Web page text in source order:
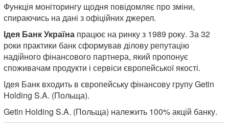
Функція моніторингу щодня повідомляє про зміни,
спираючись на дані з офіційних джерел.
Ідея Банк Україна працює на ринку з 1989 року. За 32
роки практики банк сформував ділову репутацію
надійного фінансового партнера, який пропонує
споживачам продукти і сервіси європейської якості.
Ідея Банк входить в європейську фінансову групу Getin
Holding S.A. (Польща).
Getin Holding S.A. (Польща) належить 100% акцій банку.